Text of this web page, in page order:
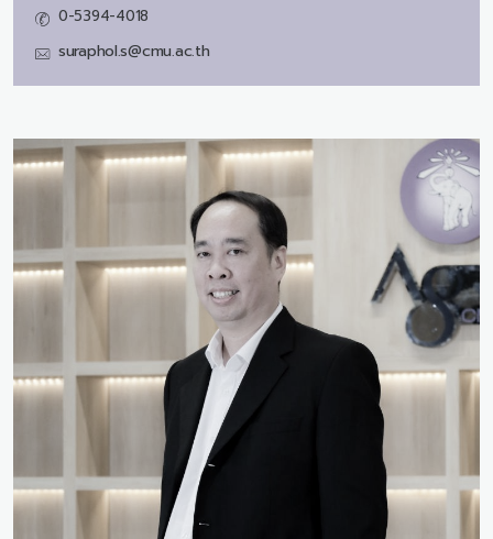
0-5394-4018
suraphol.s@cmu.ac.th